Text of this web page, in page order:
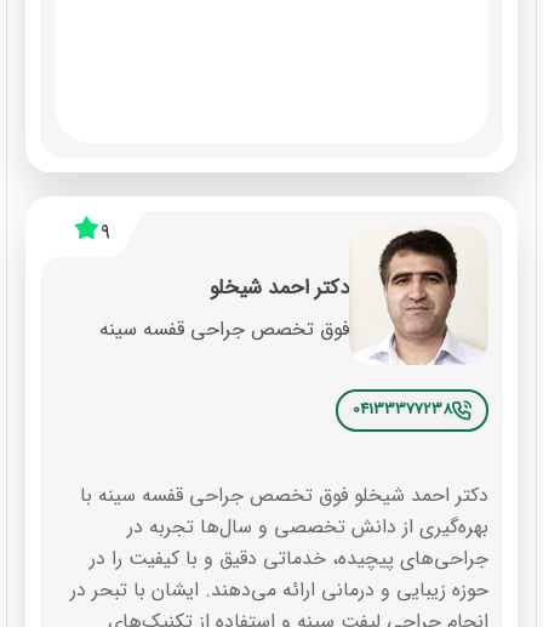
9
دکتر احمد شیخلو
فوق تخصص جراحی قفسه سینه
04133377238
دکتر احمد شیخلو فوق تخصص جراحی قفسه سینه با
بهره‌گیری از دانش تخصصی و سال‌ها تجربه در
جراحی‌های پیچیده، خدماتی دقیق و با کیفیت را در
حوزه زیبایی و درمانی ارائه می‌دهند. ایشان با تبحر در